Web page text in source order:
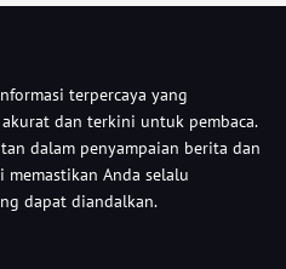
terpercaya yang
dan terkini untuk pembaca.
dalam penyampaian berita dan
Anda selalu
dapat diandalkan.